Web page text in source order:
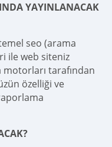
YAYINLANACAK
seo (arama
ile web siteniz
tarafından
özelliği ve